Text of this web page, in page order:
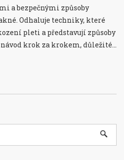
a bezpečnými způsoby
Odhaluje techniky, které
pleti a představují způsoby
krok za krokem, důležité
Čtenář získá ucelený
akné a návod, jak